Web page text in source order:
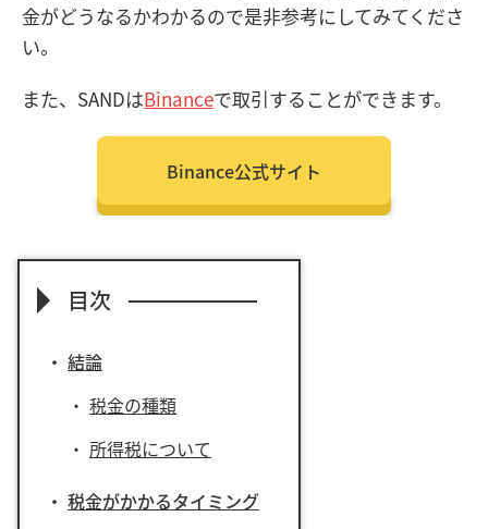
金がどうなるかわかるので是非参考にしてみてくださ
い。
また、SANDはBinanceで取引することができます。
Binance公式サイト
目次
結論
税金の種類
所得税について
税金がかかるタイミング